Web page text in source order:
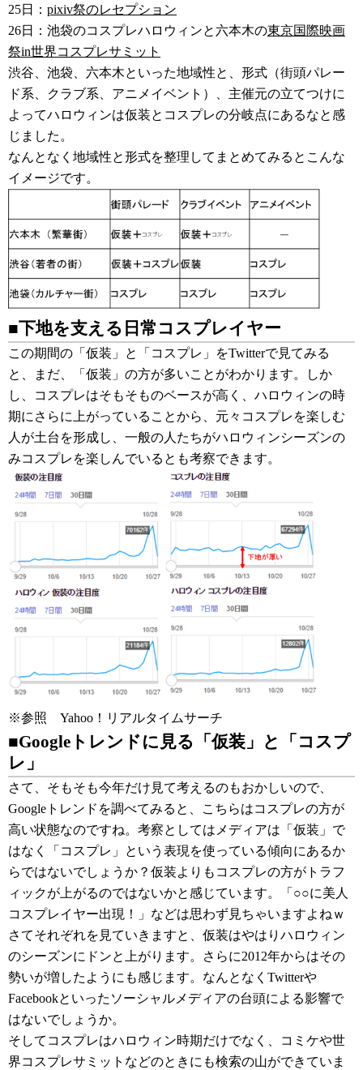
25日： pixiv祭のレセプション
26日：池袋のコスプレハロウィンと六本木の東京国際映画
祭in世界コスプレサミット
渋谷、池袋、六本木といった地域性と、形式（街頭パレー
ド系、クラブ系、アニメイベント）、 主催元の立てつけに
よってハロウィンは仮装とコスプレの分岐点にあるなと感
じました。
なんとなく地域性と形式を整理してまとめてみるとこんな
イメージです。
■下地を支える日常コスプレイヤー
この期間の「仮装」と「コスプレ」をTwitterで見てみる
と、
まだ、「仮装」の方が多いことがわかります。
しか
し、コスプレはそもそものベースが高く、ハロウィンの時
期にさらに上がっていることから、 元々コスプレを楽しむ
人が土台を形成し、一般の人たちがハロウィンシーズンの
みコスプレを楽しんでいるとも考察できます。
※参照 Yahoo！リアルタイムサーチ
■Googleトレンドに見る「仮装」と「コスプ
レ」
さて、そもそも今年だけ見て考えるのもおかしいので、
Googleトレンドを調べてみると、こちらはコスプレの方が
高い状態なのですね。考察としてはメディアは「仮装」で
はなく「コスプレ」という表現を使っている傾向にあるか
らではないでしょうか？仮装よりもコスプレの方がトラフ
ィックが上がるのではないかと感じています。「○○に美人
コスプレイヤー出現！」などは思わず見ちゃいますよねｗ
さてそれぞれを見ていきますと、仮装はやはりハロウィン
のシーズンにドンと上がります。さらに2012年からはその
勢いが増したようにも感じます。なんとなくTwitterや
Facebookといったソーシャルメディアの台頭による影響で
はないでしょうか。
そしてコスプレはハロウィン時期だけでなく、コミケや世
界コスプレサミットなどのときにも検索の山ができていま